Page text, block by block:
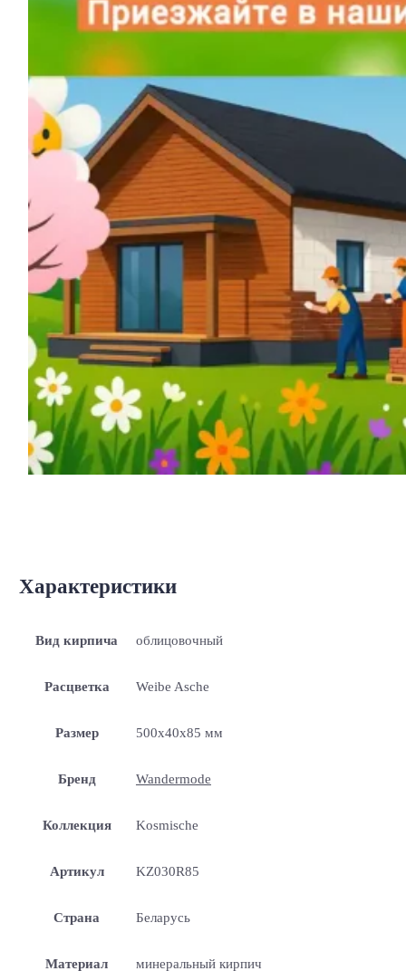
Характеристики
Вид кирпича облицовочный
Расцветка Weibe Asche
Размер 500x40x85 мм
Бренд Wandermode
Коллекция Kosmische
Артикул KZ030R85
Страна Беларусь
Материал минеральный кирпич